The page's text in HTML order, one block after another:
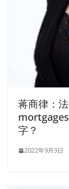
蒋商律：
字？
2022年9月3日